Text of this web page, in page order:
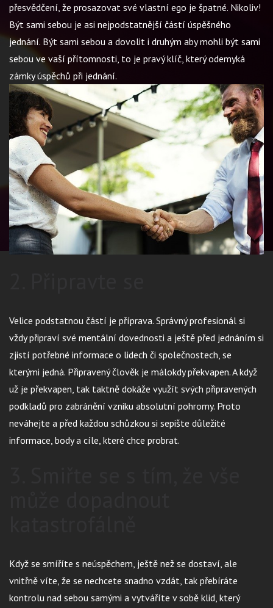
přesvědčení, že prosazovat své vlastní ego je špatné. Nikoliv!
Být sami sebou je asi nejpodstatnější částí úspěšného
jednání. Být sami sebou a dovolit i druhým aby mohli být sami
sebou ve vaší přítomnosti, to je pravý klíč, který odemyká
zámky úspěchů při jednání.
Velice podstatnou částí je příprava. Správný profesionál si
vždy připraví své mentální dovednosti a ještě před jednáním si
zjistí potřebné informace o lidech či společnostech, se
kterými jedná. Připravený člověk je málokdy překvapen. A když
už je překvapen, tak taktně dokáže využít svých připravených
podkladů pro zabránění vzniku absolutní pohromy. Proto
neváhejte a před každou schůzkou si sepište důležité
informace, body a cíle, které chce probrat.
Když se smíříte s neúspěchem, ještě než se dostaví, ale
vnitřně víte, že se nechcete snadno vzdát, tak přebíráte
kontrolu nad sebou samými a vytváříte v sobě klid, který